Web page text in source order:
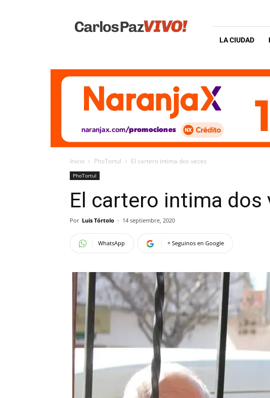
Vivo
LA CIUDAD
Inicio PhoTortul El cartero intima dos veces
PhoTortul
El cartero intima dos
Por Luis Tórtolo - 14 septiembre, 2020
WhatsApp + Seguinos en Google